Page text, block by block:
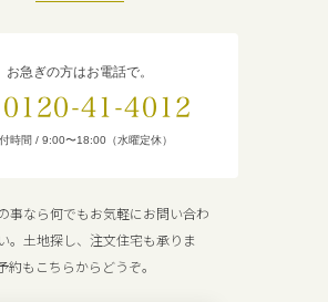
お急ぎの方はお電話で。
0120-41-4012
時間 / 9:00〜18:00（水曜定休）
事なら何でもお気軽にお問い合わ
。土地探し、注文住宅も承りま
約もこちらからどうぞ。